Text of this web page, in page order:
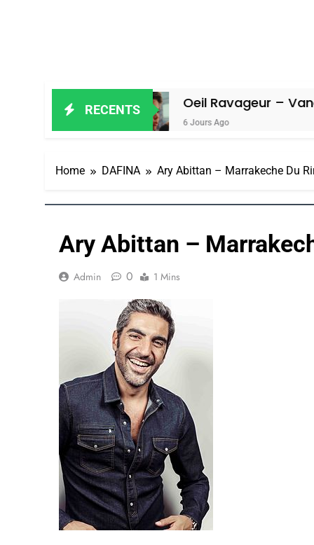
RECENTSOeil Ravageur – Vanessa
6 Jours Ago
Home DAFINA Ary Abittan – Marrakeche Du
Ary Abittan –
Admin 0 1 Mins